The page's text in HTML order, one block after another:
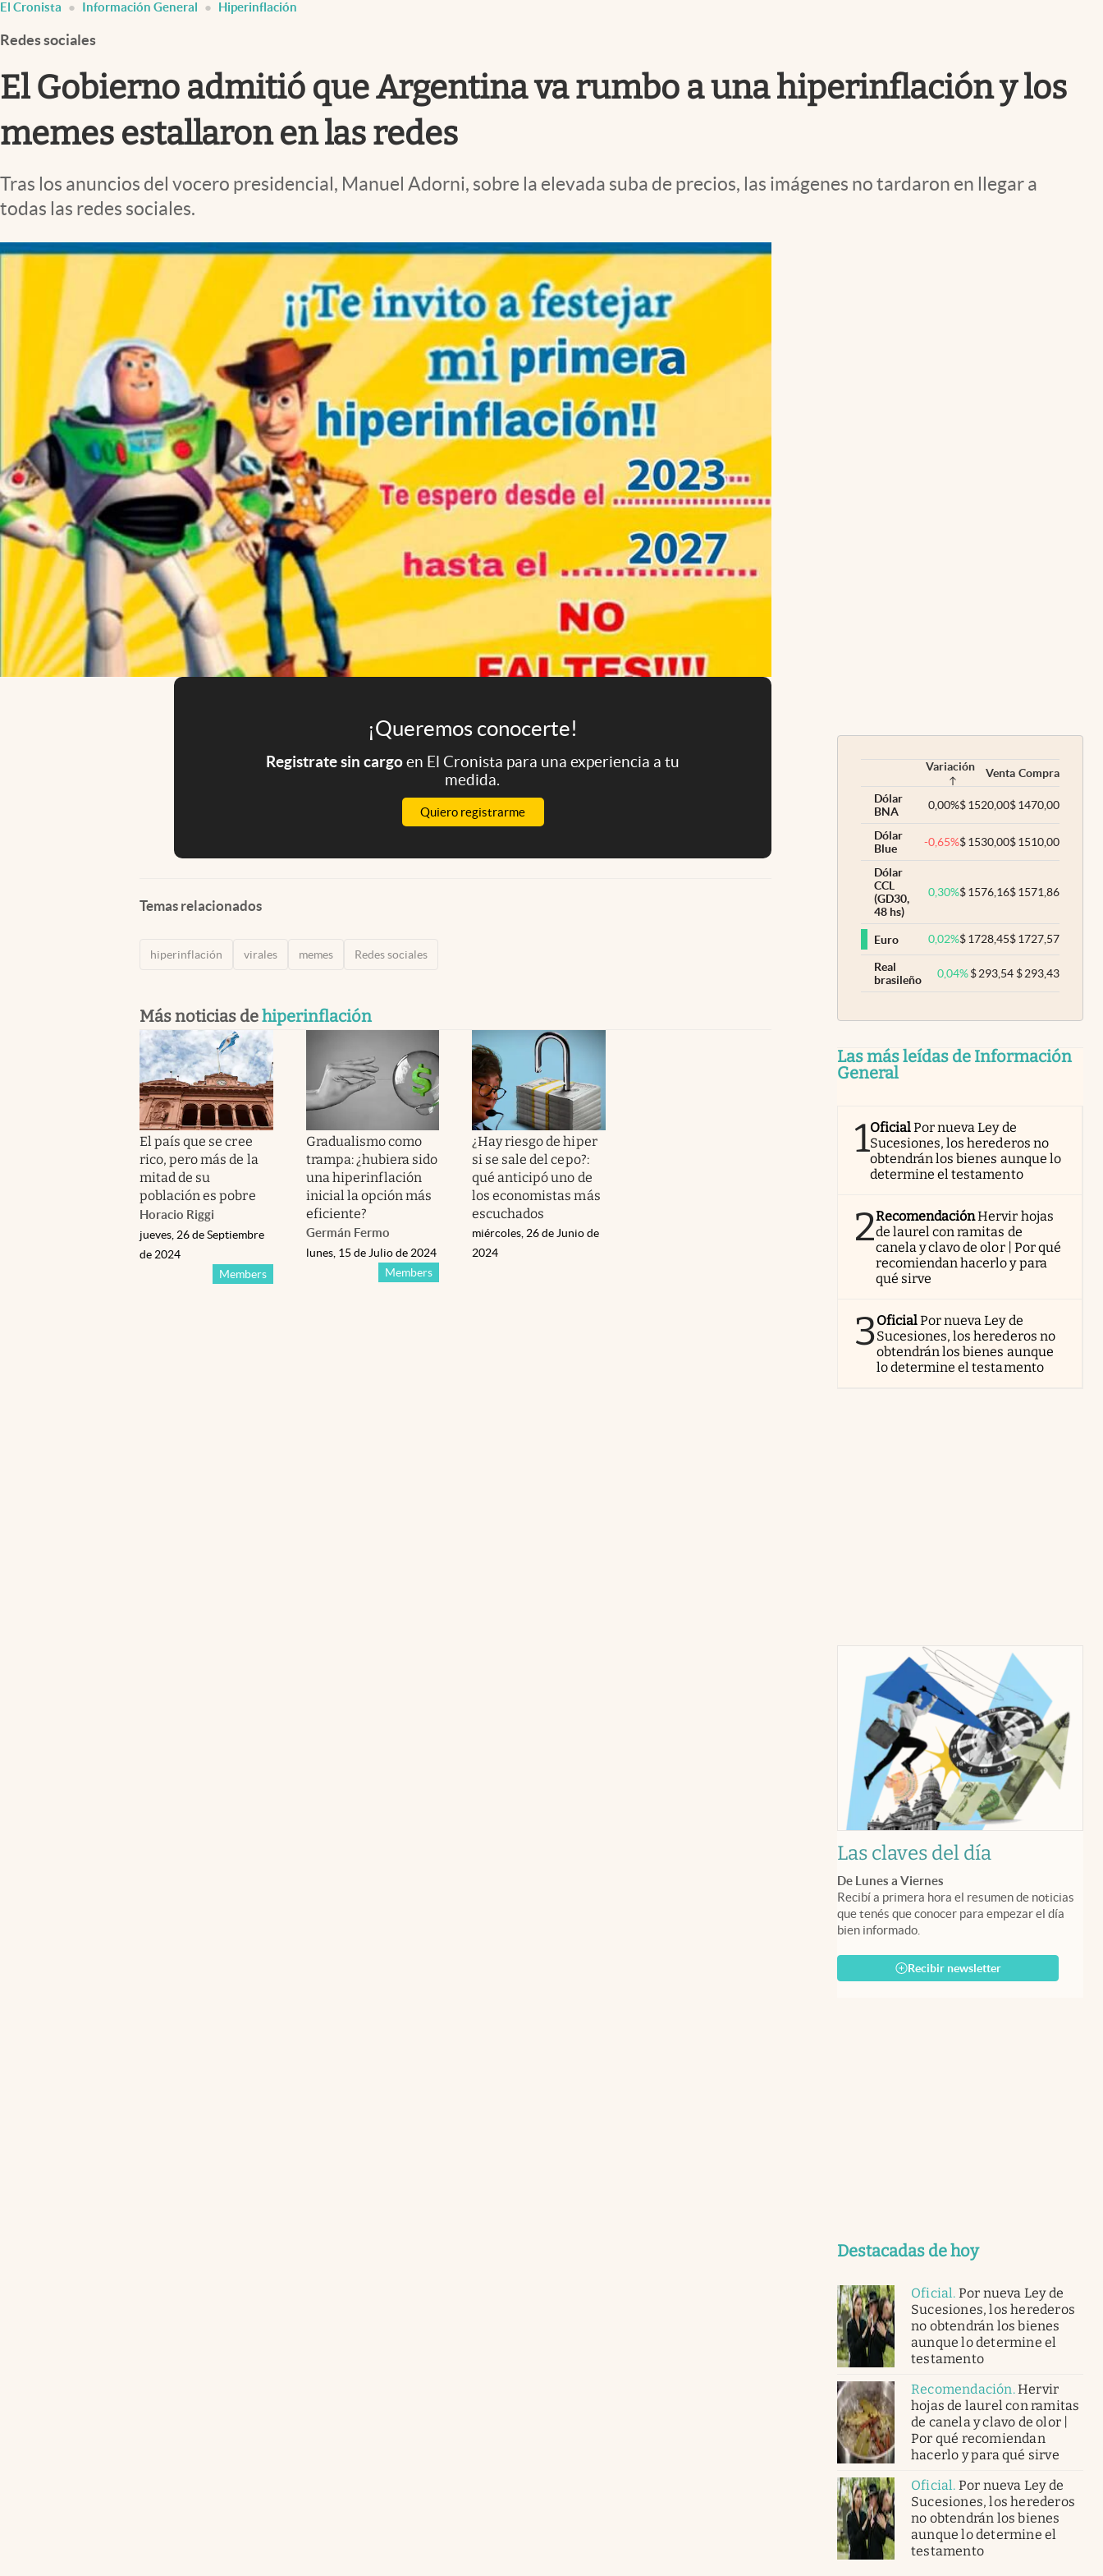
Infotechnology
Clase
Clima
Mundial 2026
Eventos Corporativos
El Cronista Información General Hiperinflación
Redes sociales
El Gobierno admitió que Argentina va rumbo a una hiperinflación y los
memes estallaron en las redes
Tras los anuncios del vocero presidencial, Manuel Adorni, sobre la elevada suba de precios, las imágenes no tardaron en llegar a
todas las redes sociales.
¡Queremos conocerte!
Registrate sin cargoen El Cronista para una experiencia a tu
medida.
Quiero registrarme
Temas relacionados
hiperinflación virales memes Redes sociales
Más noticias dehiperinflación
El país que se cree
rico, pero más de la
mitad de su
población es pobre
Horacio Riggi
Members
jueves, 26 de Septiembre
de 2024
Gradualismo como
trampa: ¿hubiera sido
una hiperinflación
inicial la opción más
eficiente?
Germán Fermo
Members
lunes, 15 de Julio de 2024
¿Hay riesgo de hiper
si se sale del cepo?:
qué anticipó uno de
los economistas más
escuchados
miércoles, 26 de Junio de
2024
Variación Venta Compra
Dólar
BNA
0,00%$1520,00$1470,00
Dólar
Blue
-0,65%$1530,00$1510,00
Dólar
CCL
(GD30,
48 hs)
0,30%$1576,16$1571,86
Euro 0,02%$1728,45$1727,57
Real
brasileño
0,04% $293,54 $293,43
Las más leídas de Información
General
1OficialPor nueva Ley de
Sucesiones, los herederos no
obtendrán los bienes aunque lo
determine el testamento
2RecomendaciónHervir hojas
de laurel con ramitas de
canela y clavo de olor | Por qué
recomiendan hacerlo y para
qué sirve
3OficialPor nueva Ley de
Sucesiones, los herederos no
obtendrán los bienes aunque
lo determine el testamento
Las claves del día
De Lunes a Viernes
Recibí a primera hora el resumen de noticias
que tenés que conocer para empezar el día
bien informado.
Recibir newsletter
Destacadas de hoy
Oficial. Por nueva Ley de
Sucesiones, los herederos
no obtendrán los bienes
aunque lo determine el
testamento
Recomendación.Hervir
hojas de laurel con ramitas
de canela y clavo de olor |
Por qué recomiendan
hacerlo y para qué sirve
Oficial. Por nueva Ley de
Sucesiones, los herederos
no obtendrán los bienes
aunque lo determine el
testamento